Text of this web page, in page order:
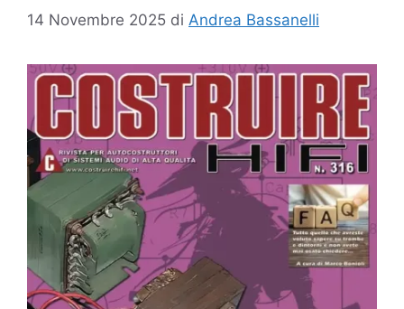
14 Novembre 2025 di Andrea Bassanelli